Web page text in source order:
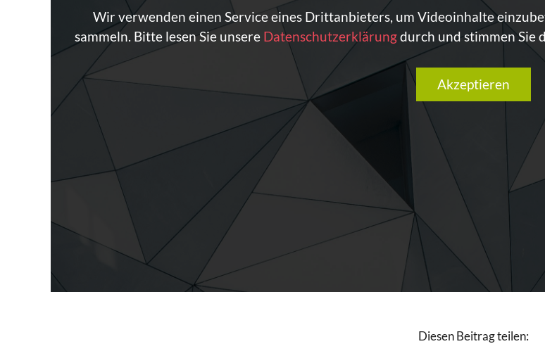
Wir verwenden einen Service eines Drittanbieters, um Videoinhalte
sammeln. Bitte lesen Sie unsere Datenschutzerklärungdurch und stimmen Sie
Akzeptieren
Diesen Beitrag teilen: